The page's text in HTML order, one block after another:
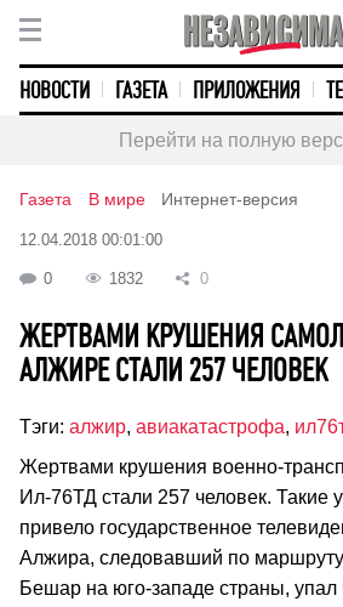
НОВОСТИ ГАЗЕТА ПРИЛОЖЕНИЯ
Перейти на полную
Газета В мире Интернет-версия
12.04.2018 00:01:00
0 1832 0
ЖЕРТВАМИ КРУШЕНИЯ
АЛЖИРЕ СТАЛИ 257 ЧЕЛОВЕК
Тэги: алжир, авиакатастрофа,
Жертвами крушения военно-
Ил-76ТД стали 257 человек. Такие
привело государственное
Алжира, следовавший по
Бешар на юго-западе страны, упал